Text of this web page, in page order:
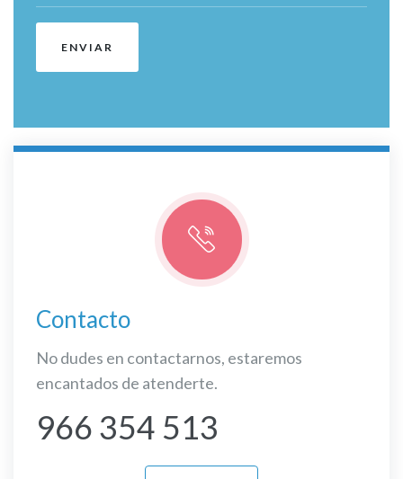
Contacto
No dudes en contactarnos, estaremos
encantados de atenderte.
966 354 513